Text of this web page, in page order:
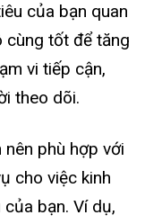
của bạn quan
cùng tốt để tăng
vi tiếp cận,
theo dõi.
phù hợp với
cho việc kinh
bạn. Ví dụ,